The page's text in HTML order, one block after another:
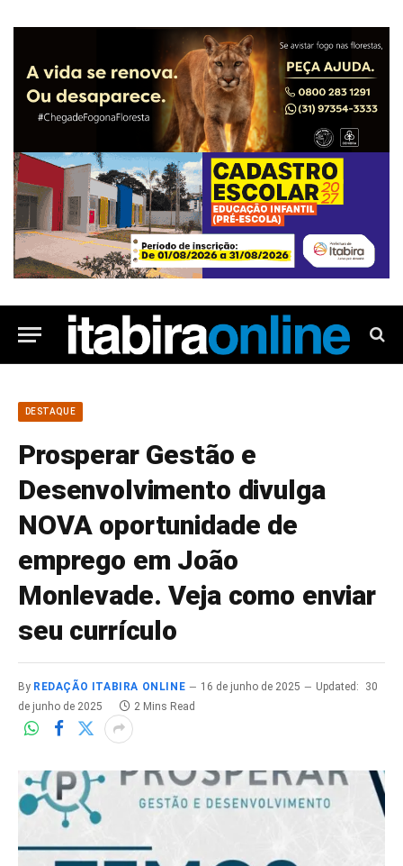
DESTAQUE
Prosperar Gestão e
Desenvolvimento divulga
NOVA oportunidade de
emprego em João
Monlevade. Veja como enviar
seu currículo
By REDAÇÃO ITABIRA ONLINE 16 de junho de 2025 Updated:
30
de junho de 2025
2 Mins Read